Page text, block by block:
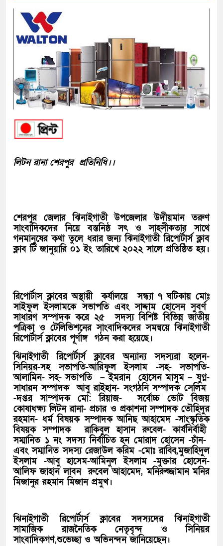
লিটন রানা শেরপুর প্রতিনিধি।।
শেরপুর জেলার ঝিনাইগাতী উপজেলার উদীয়মান তরুণ
সাংবাদিকদের নিয়ে বস্তনিষ্ঠ সৎ ও সাহসীকতার সাথে
গনমানুষের কথা তুলে ধরার জন্য ঝিনাইগাতী রিপোর্টার্স ক্লাব
ক্লাব টি জানুয়ারি ০১ ইং তারিখে ২০২২ সালে প্রতিষ্ঠিত হয়।
রিপোর্টাস ক্লাবের অস্থায়ী কর্যালয়ে সন্ধ্যা ৭ ঘটিকায় মোঃ
সাইফুল ইসলামকে সভাপতি এবং সাদ্দাম হোসেন সুবর্ণ
সাধারণ সম্পাদক করে ২৫ সদস্য বিশিষ্ট বিভিন্ন জাতীয়
পত্রিকা ও টেলিভিশনের সাংবাদিকদের সমন্বয়ে ঝিনাইগাতী
রিপোর্টার্স ক্লাবের পূর্ণাঙ্গ গঠন করা হয়েছে।
ঝিনাইগাতী রিপোর্টার্স ক্লাবের অন্যান্য সদস্যরা হলেন-
সিনিয়র-সহ সভাপতি-আরিফুল ইসলাম -সহ- সভাপতি-
আলামিন- সহ- সভাপতি – ইমরান হোসেন মাসুম – যুগ্ন-
সাধারন সম্পাদক আবু রাইহান- সংগঠনি সম্পাদক সেলিম
-দপ্তর সাম্পাদক মো: রিয়াজ- সর্বোচ্চ ভোট বিজয়
কোষাধক্ষ্য লিটন রানা- প্রচার ও প্রকাশনা সম্পাদক তৌহিদুর
রহমান- ধর্ম বিষয়ক সম্পাদক আনিছ আহামেদ -সাংস্কৃতিক
বিষয়ক সম্পাদক রাকিবুল হাসান রুবেল- কার্যনির্বাহী
সম্মানিত ১ নং সদস্য নির্বাচিত হন মোরাদ হোসেন -চাঁন-
এবং সম্মানিত সদস্য রেজাউল করিম -মোঃ রাব্বি,মুজাহিদুল
ইসলাম -আবু হাসেম-আমিনুল ইসলাম -মুক্তার হোসেন-
আলিফ জাহান লাবন রুবেল আহামেদ, মনিরুজ্জামান মনির
মিজানুর রহমান মিজান প্রমুখ।
ঝিনাইগাতী রিপোর্টার্স ক্লাবের সদস্যদের ঝিনাইগাতী
সামাজিক রাজনৈতিক নেতৃবৃন্দ ও সিনিয়র
সাংবাদিকগণ,শুভেচ্ছা ও অভিনন্দন জানিয়েছেন।